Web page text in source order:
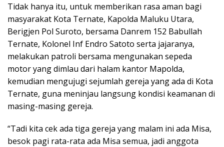
Tidak hanya itu, untuk memberikan rasa aman bagi
masyarakat Kota Ternate, Kapolda Maluku Utara,
Berigjen Pol Suroto, bersama Danrem 152 Babullah
Ternate, Kolonel Inf Endro Satoto serta jajaranya,
melakukan patroli bersama mengunakan sepeda
motor yang dimlau dari halam kantor Mapolda,
kemudian mengujugi sejumlah gereja yang ada di Kota
Ternate, guna meninjau langsung kondisi keamanan di
masing-masing gereja.
“Tadi kita cek ada tiga gereja yang malam ini ada Misa,
besok pagi rata-rata ada Misa semua, jadi anggota